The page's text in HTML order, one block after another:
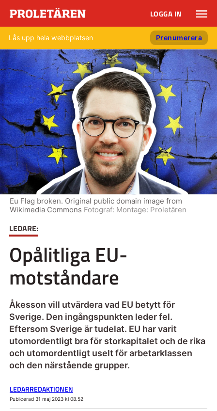
LOGGA IN
Lås upp hela webbplatsen Prenumerera
LEDARE:
Opålitliga EU-
motståndare
Åkesson vill utvärdera vad EU betytt för
Sverige. Den ingångspunkten leder fel.
Eftersom Sverige är tudelat. EU har varit
utomordentligt bra för storkapitalet och de rika
och utomordentligt uselt för arbetarklassen
och den närstående grupper.
Eu Flag broken. Original public domain image from
Wikimedia Commons Fotograf: Montage: Proletären
LEDARREDAKTIONEN
Publicerad 31 maj 2023 kl 08.52